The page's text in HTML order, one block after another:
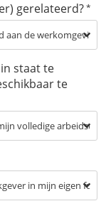
gerelateerd?*
staat te
te